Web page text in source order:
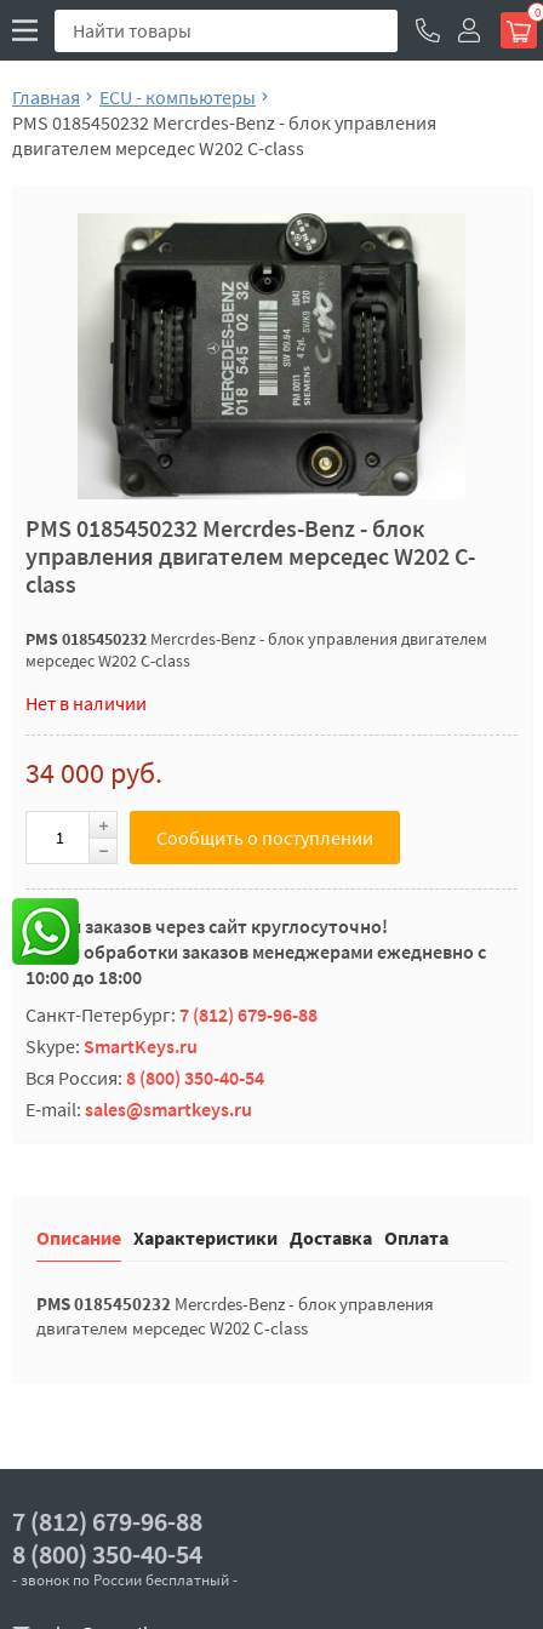
0
Главная
ECU - компьютеры
PMS 0185450232 Mercrdes-Benz - блок управления
двигателем мерседес W202 C-class
PMS 0185450232 Mercrdes-Benz - блок
управления двигателем мерседес W202 C-
class
PMS 0185450232 Mercrdes-Benz - блок управления двигателем
мерседес W202 C-class
Нет в наличии
34 000 руб.
Сообщить о поступлении
Прием заказов через сайт круглосуточно!
Время обработки заказов менеджерами ежедневно с
10:00 до 18:00
Санкт-Петербург: 7 (812) 679-96-88
Skype: SmartKeys.ru
Вся Россия: 8 (800) 350-40-54
E-mail: sales@smartkeys.ru
Описание Характеристики Доставка Оплата
PMS 0185450232 Mercrdes-Benz - блок управления
двигателем мерседес W202 C-class
7 (812) 679-96-88
8 (800) 350-40-54
- звонок по России бесплатный -